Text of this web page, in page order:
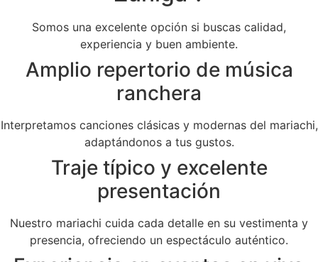
Somos una excelente opción si buscas calidad,
experiencia y buen ambiente.
Amplio repertorio de música
ranchera
Interpretamos canciones clásicas y modernas del mariachi,
adaptándonos a tus gustos.
Traje típico y excelente
presentación
Nuestro mariachi cuida cada detalle en su vestimenta y
presencia, ofreciendo un espectáculo auténtico.